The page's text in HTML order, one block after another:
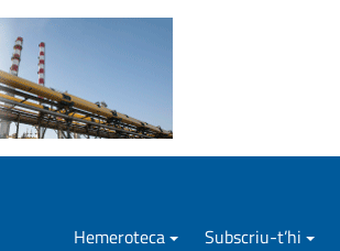
Hemeroteca Subscriu-t’hi